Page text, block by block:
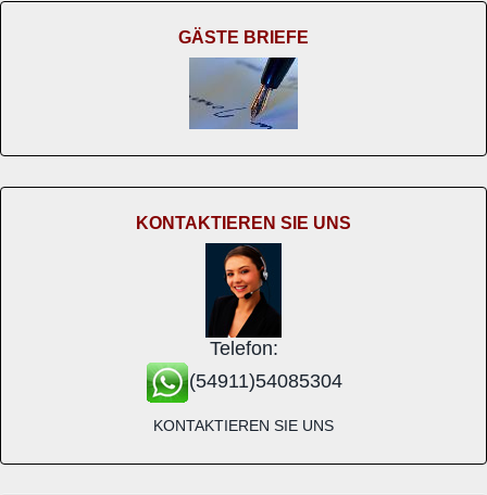
GÄSTE BRIEFE
KONTAKTIEREN SIE UNS
Telefon:
(54911)54085304
KONTAKTIEREN SIE UNS